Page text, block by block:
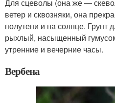
Для сцеволы (она же —
ветер и сквозняки, она
полутени и на солнце. Грунт
рыхлый, насыщенный
утренние и вечерние часы.
Вербена